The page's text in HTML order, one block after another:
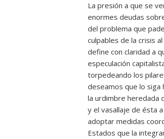
La presión a que se
enormes deudas
del problema que
culpables de la crisis
define con claridad a
especulación
torpedeando los
deseamos que lo siga
la urdimbre heredada
y el vasallaje de ésta
adoptar medidas
Estados que la